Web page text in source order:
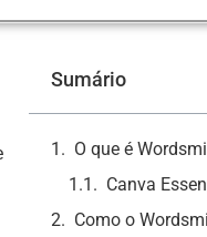
Sumário
O que é
Canva
Como o